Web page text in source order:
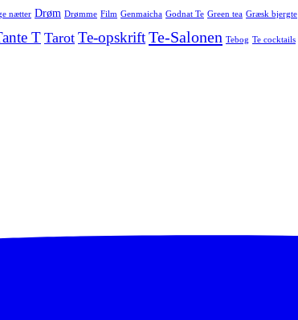
nætter Drøm Drømme Film Genmaicha Godnat Te Green tea Græsk bjergte
TTarot Te-opskriftTe-Salonen Tebog Te cocktails